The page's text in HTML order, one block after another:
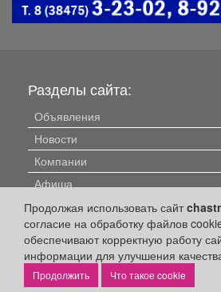
Продолжая использовать сайт
согласие на обработку файлов
обеспечивают корректную работу
информации для улучшения
Что такое cookie
Разделы сайта:
Объявления
Новости
Компании
Афиша
Расписание занятий
Расписание автобусов
Погода
Контакты